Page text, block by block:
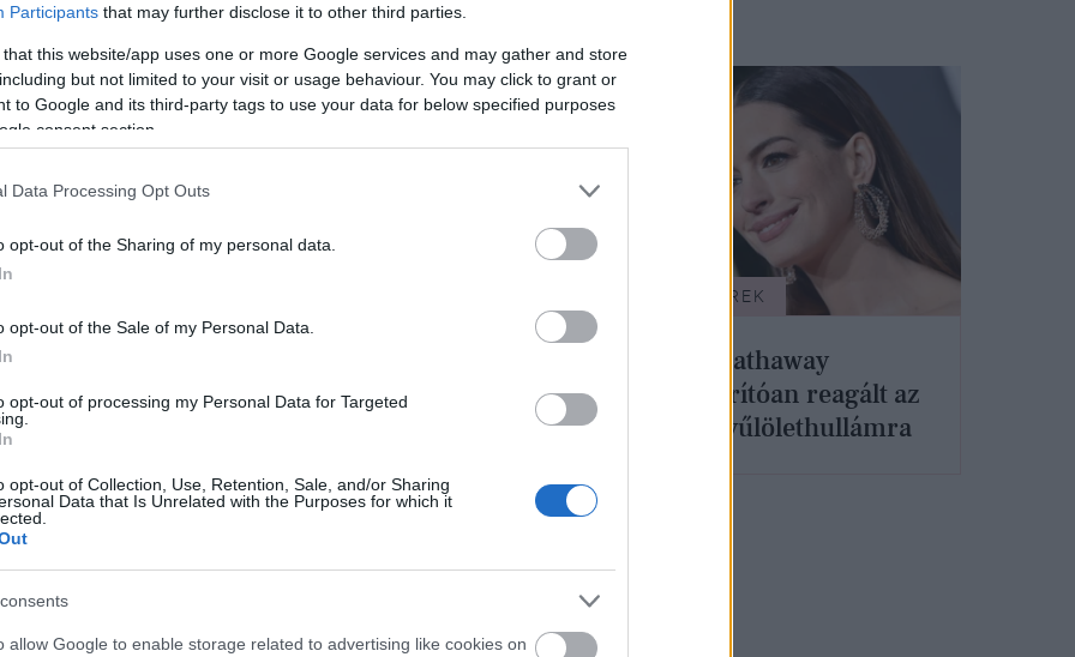
Participants that may further disclose it to other third parties.
that this website/app uses one or more Google services and may gather and store
but not limited to your visit or usage behaviour. You may click to grant or
to Google and its third-party tags to use your data for below specified purposes
consent section.
Data Processing Opt Outs
opt-out of the Sharing of my personal data.
opt-out of the Sale of my Personal Data.
opt-out of processing my Personal Data for Targeted
opt-out of Collection, Use, Retention, Sale, and/or Sharing
Data that Is Unrelated with the Purposes for which it
allow Google to enable storage related to advertising like cookies on
Robbie
alkalomhoz
leggazdagabb fiatal
SZTÁRHÍREK
Anne Hathaway
szívszorítóan reagált az
őt ért gyűlölethullámra